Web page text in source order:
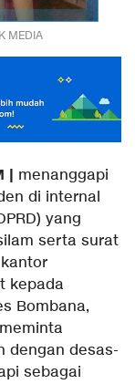
MEDIA
| menanggapi
di internal
yang
serta surat
kepada
Bombana,
dengan desas-
sebagai